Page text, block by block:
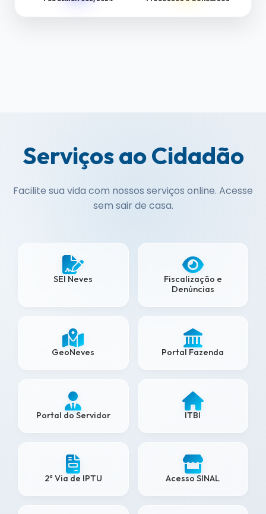
Serviços ao Cidadão
Facilite sua vida com nossos serviços online. Acesse
sem sair de casa.
SEI Neves
Fiscalização e
Denúncias
GeoNeves Portal Fazenda
Portal do Servidor ITBI
2ª Via de IPTU Acesso SINAL